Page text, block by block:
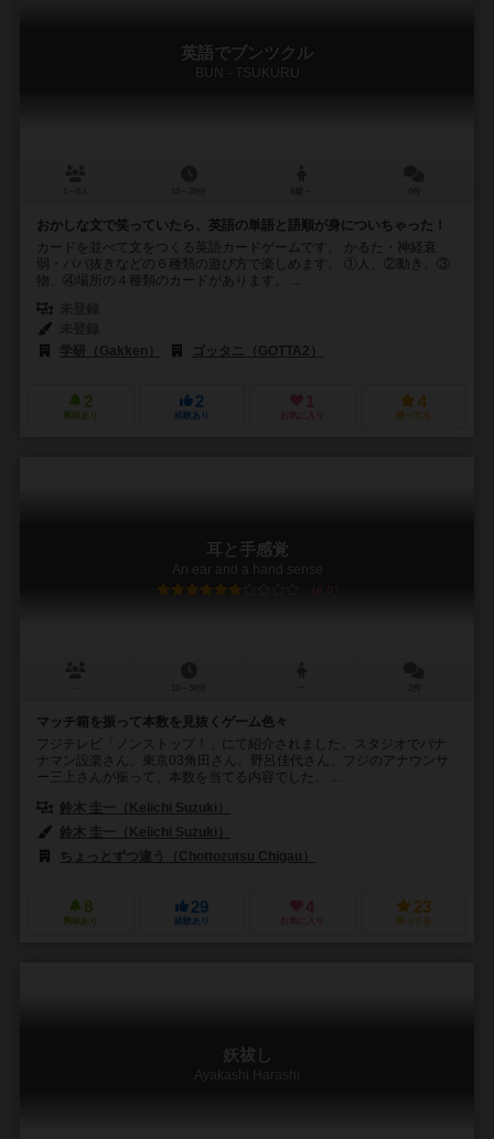
英語でブンツクル
BUN - TSUKURU
おかしな文で笑っていたら、英語の単語と語順が身についちゃった！
カードを並べて文をつくる英語カードゲームです。 かるた・神経衰
弱・ババ抜きなどの６種類の遊び方で楽しめます。 ①人、②動き、③
物、④場所の４種類のカードがあります。 ...
学研（Gakken）
ゴッタニ（GOTTA2）
2
興味あり
2
経験あり
1
お気に入り
4
持ってる
耳と手感覚
An ear and a hand sense
6.0
マッチ箱を振って本数を見抜くゲーム色々
フジテレビ「ノンストップ！」にて紹介されました。スタジオでバナ
ナマン設楽さん、東京03角田さん、野呂佳代さん、フジのアナウンサ
ー三上さんが振って、本数を当てる内容でした。 ...
鈴木 圭一（Keiichi Suzuki）
鈴木 圭一（Keiichi Suzuki）
ちょっとずつ違う（Chottozutsu Chigau）
8
興味あり
29
経験あり
4
お気に入り
23
持ってる
妖祓し
Ayakashi Harashi